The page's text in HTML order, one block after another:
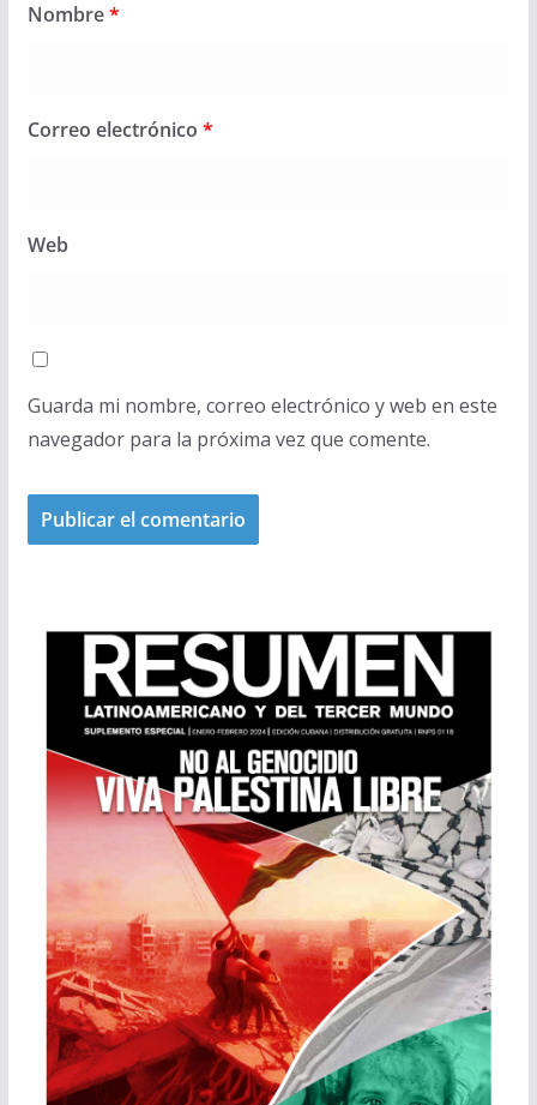
Nombre*
Correo electrónico *
Web
Guarda mi nombre, correo electrónico y web en este
navegador para la próxima vez que comente.